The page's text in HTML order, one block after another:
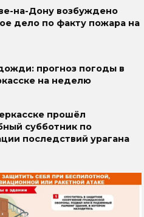
на-Дону возбуждено
дело по факту пожара на
прогноз погоды в
на неделю
прошёл
субботник по
последствий урагана